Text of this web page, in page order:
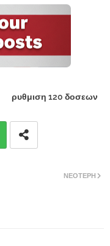
ρυθμιση 120 δοσεων
ΝΕΌΤΕΡΗ